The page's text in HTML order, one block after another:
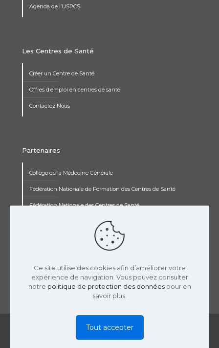
Agenda de l’USPCS
Les Centres de Santé
Créer un Centre de Santé
Offres d’emploi en centres de santé
Contactez Nous
Partenaires
Collège de la Médecine Générale
Fédération Nationale de Formation des Centres de Santé
Fédération Nationale des Centres de Santé
Institut de Recherche Jean François Rey
© 2019 USPCS | Réalisation :LaTooperie
Ce site utilise des cookies afin d’améliorer votre
expérience de navigation. Vous pouvez consulter
notre politique de protection des donnéespour en
savoir plus.
Tout accepter